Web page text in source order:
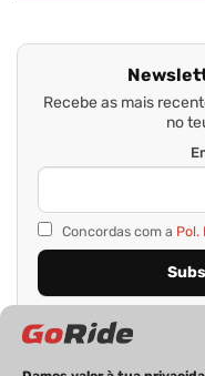
Recebe as mais
no
Concordas com a Pol.